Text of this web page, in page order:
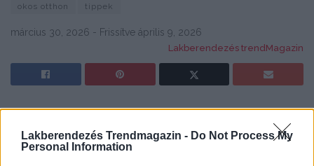
Lakberendezés Trendmagazin - Do Not Process My
Personal Information
okos otthon
tippek
március 30, 2026 - Frissítve április 9, 2026
Lakberendezés trendMagazin